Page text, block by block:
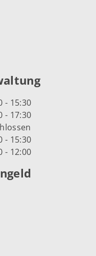
- 15:30
- 17:30
- 15:30
- 12:00